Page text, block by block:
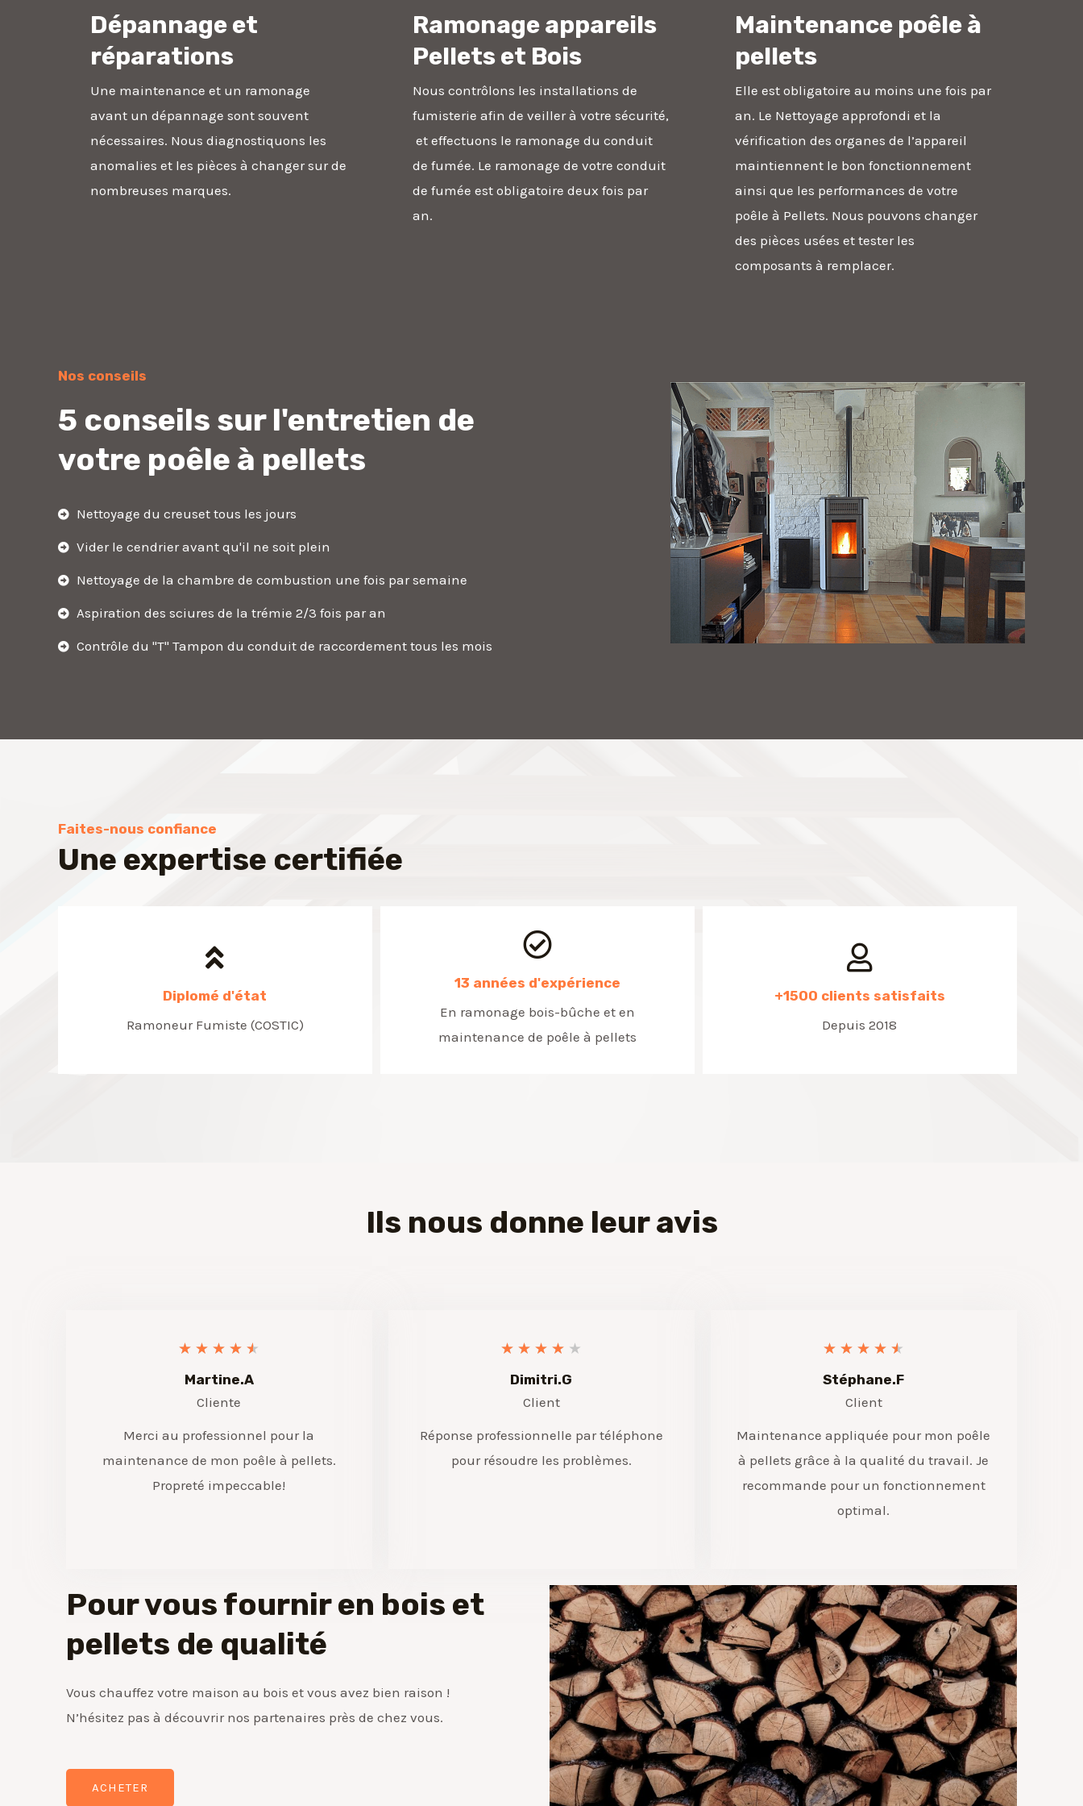
Dépannage et
réparations
Une maintenance et un ramonage
avant un dépannage sont souvent
nécessaires. Nous diagnostiquons les
anomalies et les pièces à changer sur de
nombreuses marques.
Ramonage appareils
Pellets et Bois
Nous contrôlons les installations de
fumisterie afin de veiller à votre sécurité,
et effectuons le ramonage du conduit
de fumée. Le ramonage de votre conduit
de fumée est obligatoire deux fois par
an.
Maintenance poêle à
pellets
Elle est obligatoire au moins une fois par
an. Le Nettoyage approfondi et la
vérification des organes de l’appareil
maintiennent le bon fonctionnement
ainsi que les performances de votre
poêle à Pellets. Nous pouvons changer
des pièces usées et tester les
composants à remplacer.
Nos conseils
5 conseils sur l'entretien de
votre poêle à pellets
Nettoyage du creuset tous les jours
Vider le cendrier avant qu'il ne soit plein
Nettoyage de la chambre de combustion une fois par semaine
Aspiration des sciures de la trémie 2/3 fois par an
Contrôle du "T" Tampon du conduit de raccordement tous les mois
Faites-nous confiance
Une expertise certifiée
Diplomé d'état
Ramoneur Fumiste (COSTIC)
13 années d'expérience
En ramonage bois-bûche et en
maintenance de poêle à pellets
+1500 clients satisfaits
Depuis 2018
Ils nous donne leur avis
★ ★ ★ ★ ★
Martine.A
Cliente
Merci au professionnel pour la
maintenance de mon poêle à pellets.
Propreté impeccable!
★ ★ ★ ★ ★
Dimitri.G
Client
Réponse professionnelle par téléphone
pour résoudre les problèmes.
★ ★ ★ ★ ★
Stéphane.F
Client
Maintenance appliquée pour mon poêle
à pellets grâce à la qualité du travail. Je
recommande pour un fonctionnement
optimal.
Pour vous fournir en bois et
pellets de qualité
Vous chauffez votre maison au bois et vous avez bien raison !
N’hésitez pas à découvrir nos partenaires près de chez vous.
ACHETER